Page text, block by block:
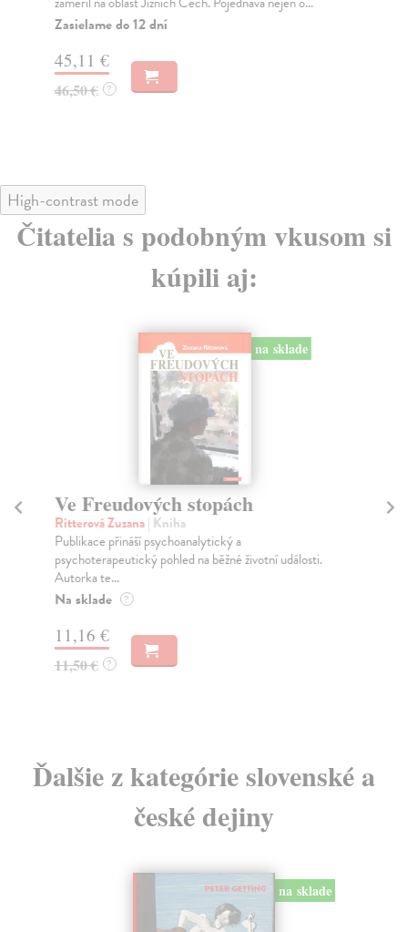
Zasielame do 12 dní
45,11 €
46,50 € ?
High-contrast mode
Čitatelia s podobným vkusom si
kúpili aj:
na sklade
Ve Freudových stopách
Ritterová Zuzana| Kniha
Publikace přináší psychoanalytický a
psychoterapeutický pohled na běžné životní události.
Autorka te...
Na sklade ?
11,16 €
11,50 € ?
Ďalšie z kategórie slovenské a
české dejiny
na sklade